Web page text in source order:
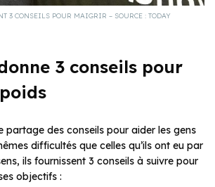
3 CONSEILS POUR MAIGRIR – SOURCE : TODAY
3 conseils pour
partage des conseils pour aider les gens
difficultés que celles qu’ils ont eu par
ils fournissent 3 conseils à suivre pour
objectifs :